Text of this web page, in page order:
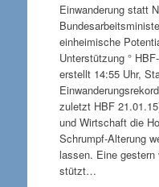
Einwanderung statt
einheimische
Unterstützung °
erstellt 14:55 Uhr,
zuletzt HBF
und Wirtschaft die
Schrumpf-Alterung
lassen. Eine gestern
stützt…